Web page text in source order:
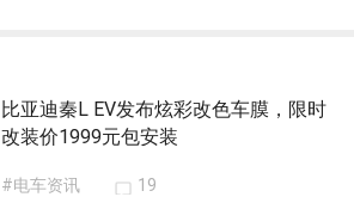
比亚迪秦L EV发布炫彩改色车膜，限时
改装价1999元包安装
#电车资讯 19